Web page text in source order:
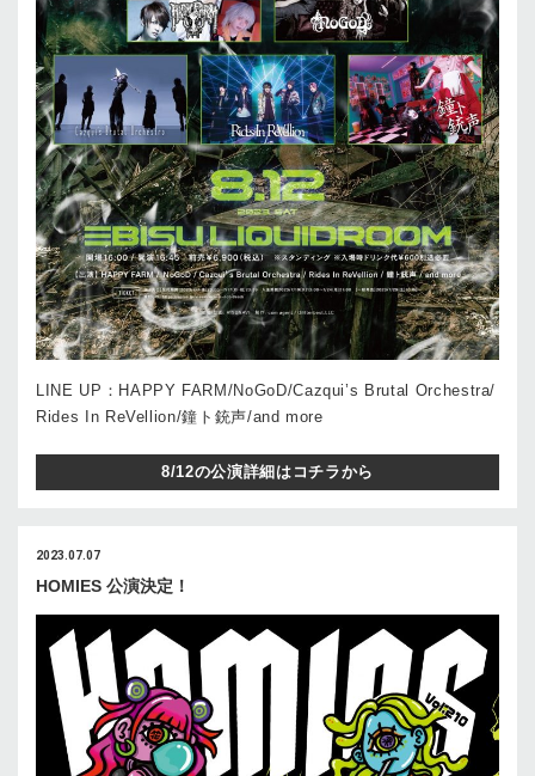
LINE UP：HAPPY FARM/NoGoD/Cazqui’s Brutal Orchestra/
Rides In ReVellion/鐘ト銃声/and more
8/12の公演詳細はコチラから
2023.07.07
HOMIES 公演決定！